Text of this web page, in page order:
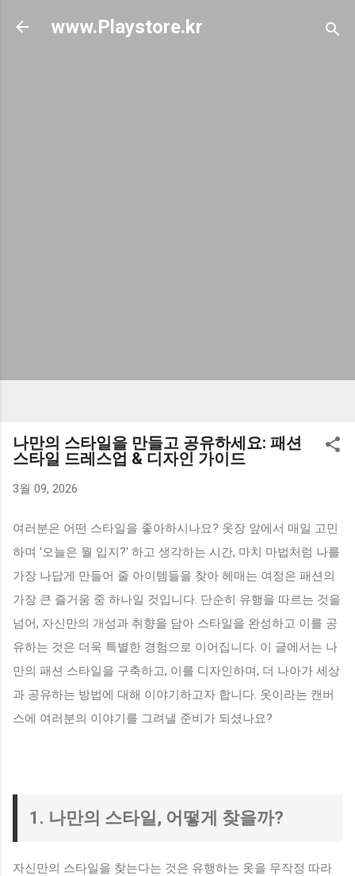
기본 콘텐츠로 건너뛰기
www.Playstore.kr
나만의 스타일을 만들고 공유하세요: 패션
스타일 드레스업 & 디자인 가이드
3월 09, 2026
여러분은 어떤 스타일을 좋아하시나요? 옷장 앞에서 매일 고민
하며 '오늘은 뭘 입지?' 하고 생각하는 시간, 마치 마법처럼 나를
가장 나답게 만들어 줄 아이템들을 찾아 헤매는 여정은 패션의
가장 큰 즐거움 중 하나일 것입니다. 단순히 유행을 따르는 것을
넘어, 자신만의 개성과 취향을 담아 스타일을 완성하고 이를 공
유하는 것은 더욱 특별한 경험으로 이어집니다. 이 글에서는 나
만의 패션 스타일을 구축하고, 이를 디자인하며, 더 나아가 세상
과 공유하는 방법에 대해 이야기하고자 합니다. 옷이라는 캔버
스에 여러분의 이야기를 그려낼 준비가 되셨나요?
1. 나만의 스타일, 어떻게 찾을까?
자신만의 스타일을 찾는다는 것은 유행하는 옷을 무작정 따라